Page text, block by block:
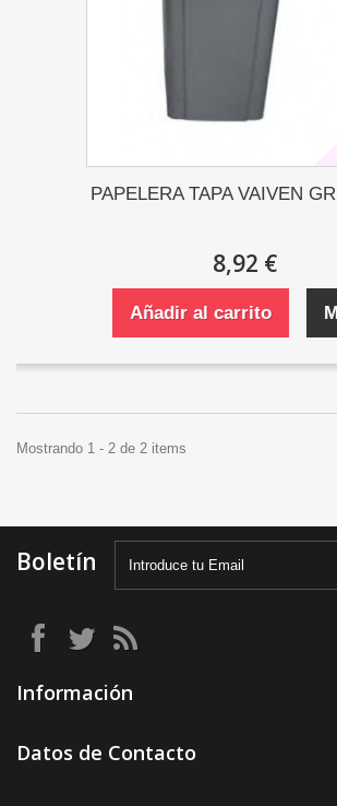
PAPELERA TAPA VAIVEN
8,92 €
Añadir al carrito
Mostrando 1 - 2 de 2 items
Boletín
Información
Datos de Contacto